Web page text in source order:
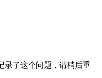
录了这个问题，请稍后重